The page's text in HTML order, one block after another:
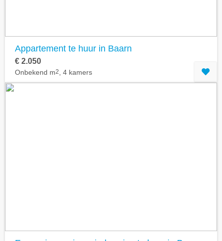
Appartement te huur in Baarn
€ 2.050
Onbekend m2 , 4 kamers